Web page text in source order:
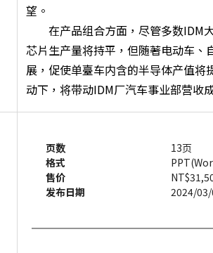
望。
在产品组合方面，尽管多数IDM
芯片生产量将持平，但随著电动车、
展，促使单臺车内含的半导体产值将
动下，将带动IDM厂汽车事业部营收
例，主要受惠于电动车应用及MCU
汽车事业部营收将达两位数成长。
页数
13页
格式
售价
发布日期
2024/